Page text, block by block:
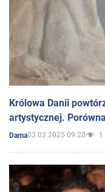
Królowa Danii
artystycznej.
Dama03.03.2025 09:20 1